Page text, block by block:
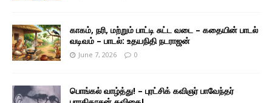
காகம், நரி, மற்றும் பாட்டி சுட்ட வடை – கதையின் பாடல்
வடிவம் – பாடல்: உதயநிதி நடராஜன்
June 7, 2026 0
பொங்கல் வாழ்த்து! – புரட்சிக் கவிஞர் பாவேந்தர்